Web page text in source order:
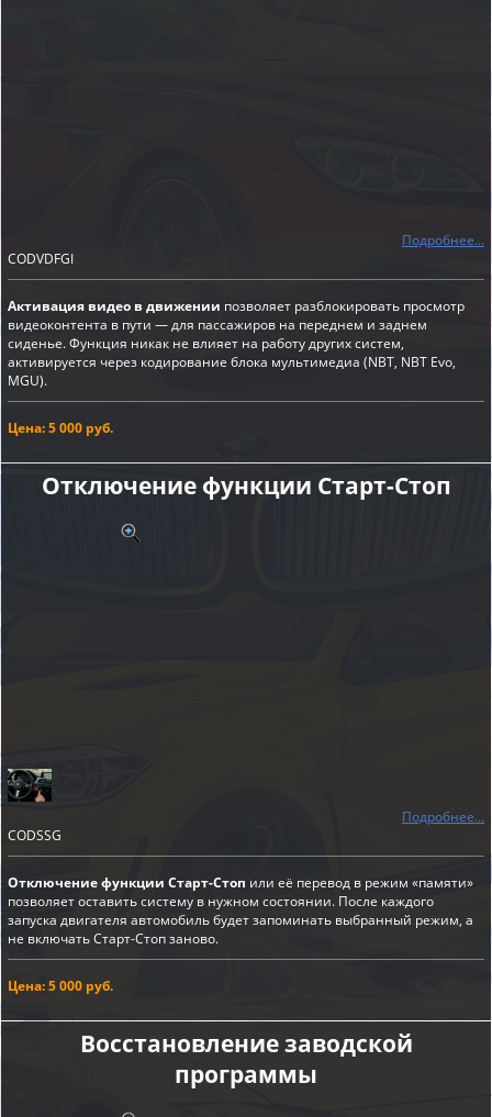
Подробнее...
CODVDFGI
Активация видео в движении позволяет разблокировать просмотр
видеоконтента в пути — для пассажиров на переднем и заднем
сиденье. Функция никак не влияет на работу других систем,
активируется через кодирование блока мультимедиа (NBT, NBT Evo,
MGU).
Цена: 5 000 руб.
Отключение функции Старт-Cтоп
Подробнее...
CODSSG
Отключение функции Старт-Стоп или её перевод в режим «памяти»
позволяет оставить систему в нужном состоянии. После каждого
запуска двигателя автомобиль будет запоминать выбранный режим, а
не включать Старт-Стоп заново.
Цена: 5 000 руб.
Восстановление заводской
программы